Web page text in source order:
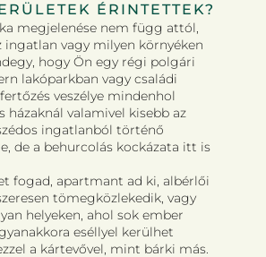
ÉRINTETTEK?
megjelenése nem függ attól,
ingatlan vagy milyen környéken
hogy Ön egy régi polgári
lakóparkban vagy családi
veszélye mindenhol
házaknál valamivel kisebb az
ingatlanból történő
de a behurcolás kockázata itt is
fogad, apartmant ad ki, albérlői
tömegközlekedik, vagy
helyeken, ahol sok ember
eséllyel kerülhet
a kártevővel, mint bárki más.